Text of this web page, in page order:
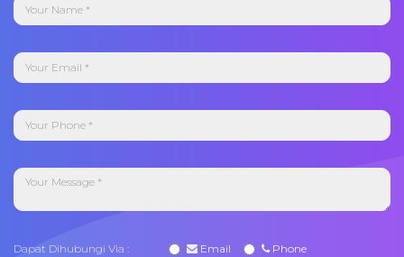
Dapat Dihubungi Via : Email
Phone